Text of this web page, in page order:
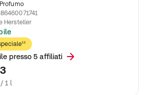
| Profumo
Hersteller
Illicit Eau De Parfum Spray
presso 5 affiliati
1 l